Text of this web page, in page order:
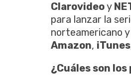
Clarovideoy
para lanzar la
norteamericano
Amazon, iTunes
¿Cuáles son